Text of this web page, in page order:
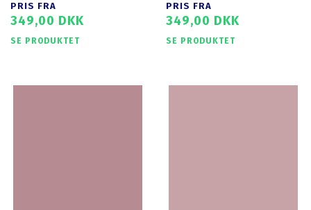
PRIS FRA
349,00 DKK
SE PRODUKTET
PRIS FRA
349,00 DKK
SE PRODUKTET